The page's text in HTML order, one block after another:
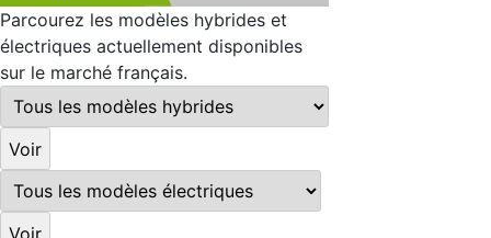
Parcourez les modèles hybrides et
électriques actuellement disponibles
sur le marché français.